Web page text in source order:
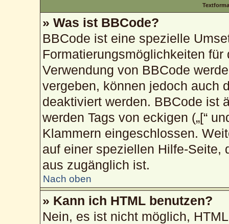
» Was ist BBCode?
BBCode ist eine spezielle
Formatierungsmöglichkeiten
Verwendung von BBCode
vergeben, können jedoch auch
deaktiviert werden. BBCode ist
werden Tags von eckigen („[“
Klammern eingeschlossen.
auf einer speziellen Hilfe-Seite,
aus zugänglich ist.
Nach oben
» Kann ich HTML benutzen?
Nein, es ist nicht möglich,